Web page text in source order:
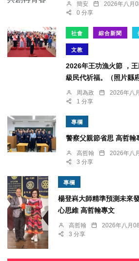
簡安 2026年八月
0 分享
社會 綜合新聞
文教
2026年王功漁火節 ，
級民代祈福。（照片縣
周為政 2026年八
1 分享
專欄
警察父親節省思 高哲翰
高哲翰 2026年八
3 分享
專欄
楊登嵙大師精準預測未來
心思維 高哲翰專文
高哲翰 2026年八月
3 分享